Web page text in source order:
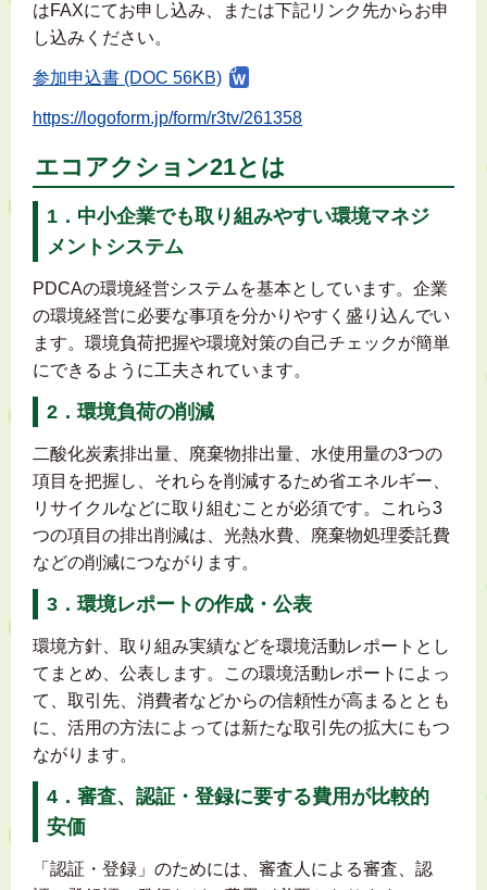
はFAXにてお申し込み、または下記リンク先からお申
し込みください。
参加申込書 (DOC 56KB)
https://logoform.jp/form/r3tv/261358
エコアクション21とは
1．中小企業でも取り組みやすい環境マネジ
メントシステム
PDCAの環境経営システムを基本としています。企業
の環境経営に必要な事項を分かりやすく盛り込んでい
ます。環境負荷把握や環境対策の自己チェックが簡単
にできるように工夫されています。
2．環境負荷の削減
二酸化炭素排出量、廃棄物排出量、水使用量の3つの
項目を把握し、それらを削減するため省エネルギー、
リサイクルなどに取り組むことが必須です。これら3
つの項目の排出削減は、光熱水費、廃棄物処理委託費
などの削減につながります。
3．環境レポートの作成・公表
環境方針、取り組み実績などを環境活動レポートとし
てまとめ、公表します。この環境活動レポートによっ
て、取引先、消費者などからの信頼性が高まるととも
に、活用の方法によっては新たな取引先の拡大にもつ
ながります。
4．審査、認証・登録に要する費用が比較的
安価
「認証・登録」のためには、審査人による審査、認